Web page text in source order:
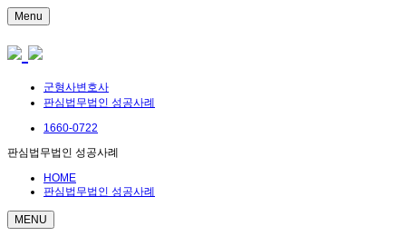
Menu
군형사변호사
판심법무법인 성공사례
1660-0722
판심법무법인 성공사례
HOME
판심법무법인 성공사례
MENU